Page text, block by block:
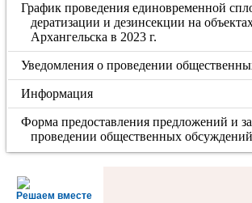
График проведения единовременной
дератизации и дезинсекции на
Архангельска в 2023 г.
Уведомления о проведении
Информация
Форма предоставления предложений и
проведении общественных обсуждений
Решаем вместе